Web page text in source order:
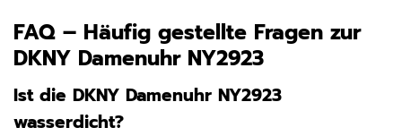
FAQ – Häufig gestellte Fragen zur
DKNY Damenuhr NY2923
Ist die DKNY Damenuhr NY2923
wasserdicht?